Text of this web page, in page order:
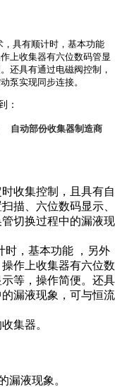
，具有顺计时，基本功能
上收集器有六位数码管显
还具有通过电磁阀控制，
泵实现同步连接。
：
自动部份收集器制造商
收集控制，且具有自
描、六位数码显示、
切换过程中的漏液现
时，基本功能 ，另外
作上收集器有六位数
等，操作简便。还具
漏液现象，可与恒流
集器。
漏液现象。